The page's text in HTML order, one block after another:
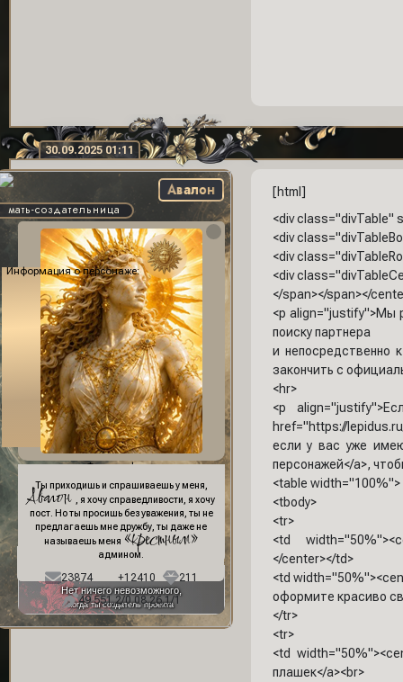
30.09.2025 01:11
Авалон
мать-создательница
Информация о персонаже:
Фон профиля:
Нет ничего невозможного,
когда ты создатель проекта
Ты приходишь и спрашиваешь у меня,
Авалон , я хочу справедливости, я хочу
пост. Но ты просишь без уважения, ты не
предлагаешь мне дружбу, ты даже не
называешь меня «крестным»
админом.
23874 +12410
211
49 551,2/0 08.26,1/1
[html]
<div class="divTable"
<div
<div
<div
</span></span></
<p align="justify">Мы
поиску партнера
и непосредственно
закончить с
<hr>
<p
href="https://
если у вас уже
персонажей</a>,
<table width="100%">
<tbody>
<tr>
<td
</center></td>
<td
оформите красиво
</tr>
<tr>
<td
плашек</a><br>